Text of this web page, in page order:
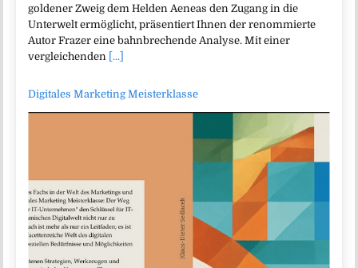
goldener Zweig dem Helden Aeneas den Zugang in die
Unterwelt ermöglicht, präsentiert Ihnen der renommierte
Autor Frazer eine bahnbrechende Analyse. Mit einer
vergleichenden [...]
Digitales Marketing Meisterklasse